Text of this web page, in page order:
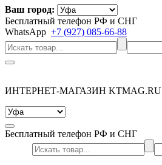
Ваш город:
Бесплатный телефон РФ и СНГ
WhatsApp +7 (927) 085-66-88
ИНТЕРНЕТ-МАГАЗИН KTMAG.RU
Бесплатный телефон РФ и СНГ